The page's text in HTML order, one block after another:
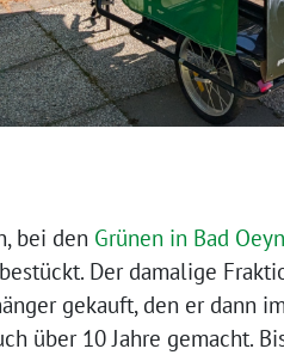
bei den Grünen in Bad
Der damalige
gekauft, den er dann
über 10 Jahre gemacht.